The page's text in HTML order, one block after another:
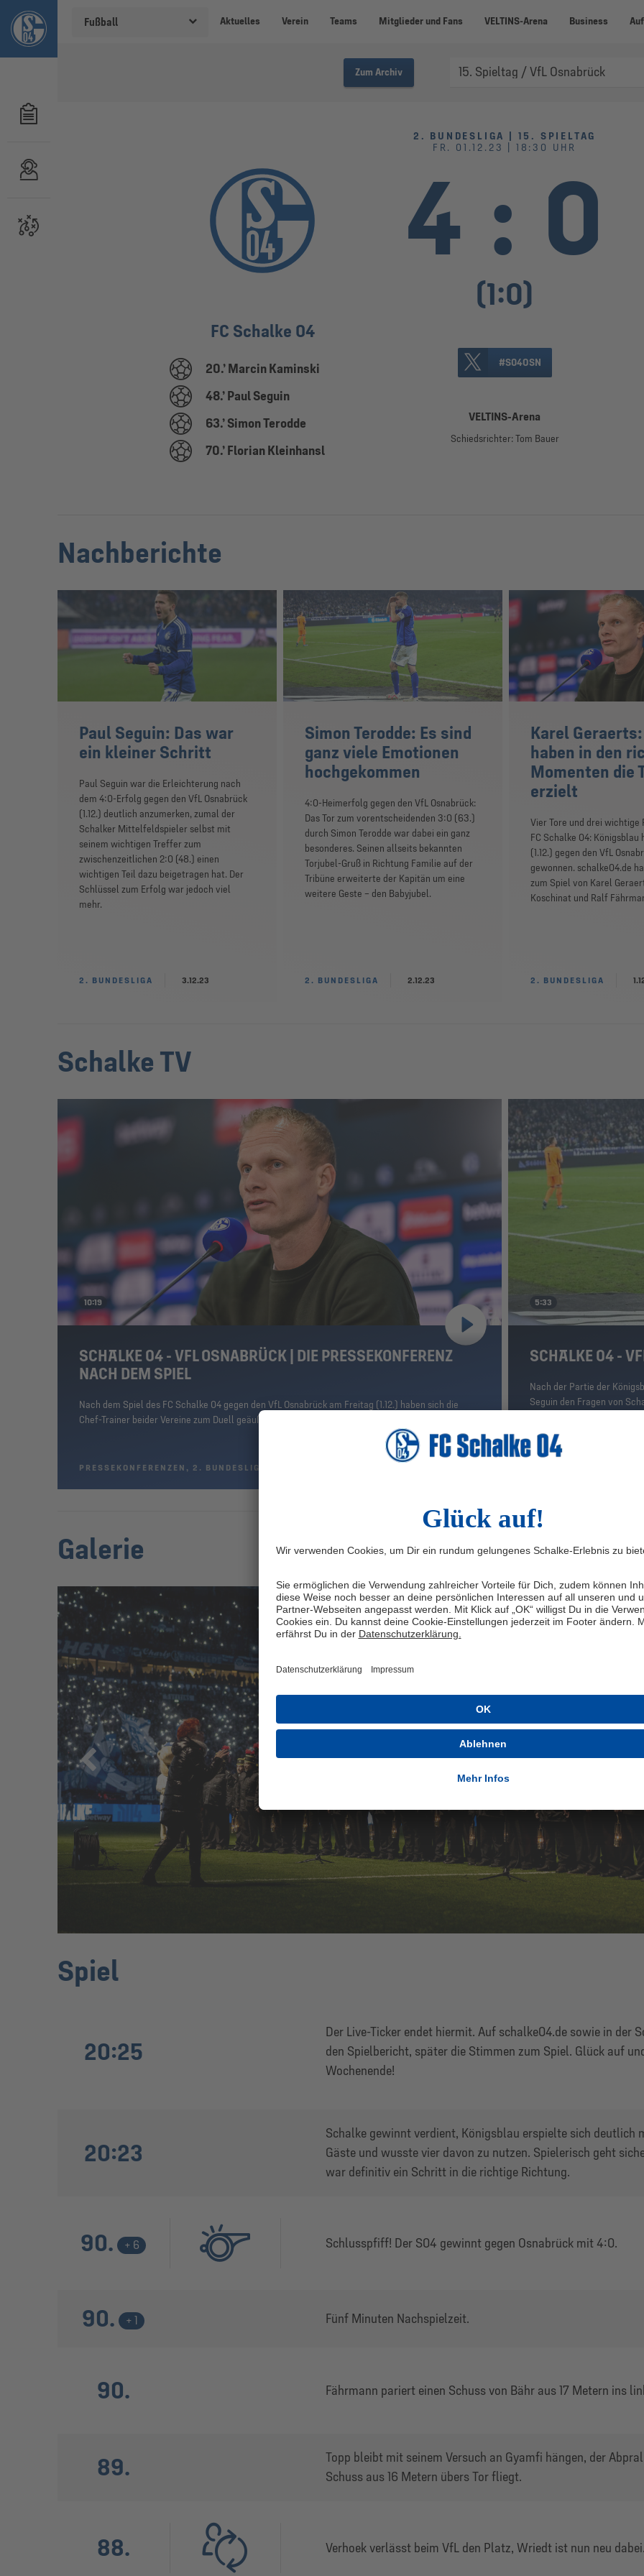
Fußball Aktuelles Verein Teams Mitglieder und Fans VELTINS-Arena Business
Zum Archiv
2. BUNDESLIGA | 15. SPIELTAG
FR. 01.12.23 | 18:30 UHR
FC Schalke 04
4 : 0
(1:0)
20.’ Marcin Kaminski
48.’ Paul Seguin
63.’ Simon Terodde
70.’ Florian Kleinhansl
#S04OSN
VELTINS-Arena
Schiedsrichter: Tom Bauer
Nachberichte
Paul Seguin: Das war
ein kleiner Schritt
Paul Seguin war die Erleichterung nach
dem 4:0-Erfolg gegen den VfL Osnabrück
(1.12.) deutlich anzumerken, zumal der
Schalker Mittelfeldspieler selbst mit
seinem wichtigen Treffer zum
zwischenzeitlichen 2:0 (48.) einen
wichtigen Teil dazu beigetragen hat. Der
Schlüssel zum Erfolg war jedoch viel
mehr.
2. BUNDESLIGA 3.12.23
Simon Terodde: Es sind
ganz viele Emotionen
hochgekommen
4:0-Heimerfolg gegen den VfL Osnabrück:
Das Tor zum vorentscheidenden 3:0 (63.)
durch Simon Terodde war dabei ein ganz
besonderes. Seinen allseits bekannten
Torjubel-Gruß in Richtung Familie auf der
Tribüne erweiterte der Kapitän um eine
weitere Geste – den Babyjubel.
2. BUNDESLIGA 2.12.23
Karel
haben in den
Momenten die
erzielt
Vier Tore und drei wichtige
FC Schalke 04: Königsblau
(1.12.) gegen den VfL
gewonnen. schalke04.de
zum Spiel von Karel
Koschinat und Ralf
2. BUNDESLIGA
Schalke TV
10:19
SCHALKE 04 - VFL OSNABRÜCK | DIE PRESSEKONFERENZ
NACH DEM SPIEL
Nach dem Spiel des FC Schalke 04 gegen den VfL Osnabrück am Freitag (1.12.) haben sich die
Chef-Trainer beider Vereine zum Duell geäußert.
PRESSEKONFERENZEN, 2. BUNDESLIGA
5:33
SCHALKE 04 -
Nach der Partie der
Seguin den Fragen von
Galerie
Spiel
20:25
Der Live-Ticker endet hiermit. Auf schalke04.de sowie in der
den Spielbericht, später die Stimmen zum Spiel. Glück auf
Wochenende!
20:23
Schalke gewinnt verdient, Königsblau erspielte sich deutlich
Gäste und wusste vier davon zu nutzen. Spielerisch geht
war definitiv ein Schritt in die richtige Richtung.
90. + 6 Schlusspfiff! Der S04 gewinnt gegen Osnabrück mit 4:0.
90. + 1 Fünf Minuten Nachspielzeit.
90. Fährmann pariert einen Schuss von Bähr aus 17 Metern ins
89.
Topp bleibt mit seinem Versuch an Gyamfi hängen, der
Schuss aus 16 Metern übers Tor fliegt.
88. Verhoek verlässt beim VfL den Platz, Wriedt ist nun neu